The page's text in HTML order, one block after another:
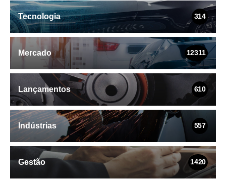
Tecnologia 314
Mercado 12311
Lançamentos 610
Indústrias 557
Gestão 1420